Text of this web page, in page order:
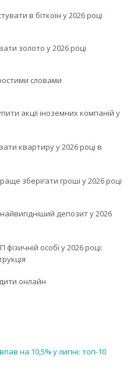
в біткоїн у 2026 році
золото у 2026 році
словами
акції іноземних компаній у
квартиру у 2026 році в
зберігати гроші у 2026 році
депозит у 2026
особі у 2026 році:
онлайн
на 10,5% у липні: топ-10